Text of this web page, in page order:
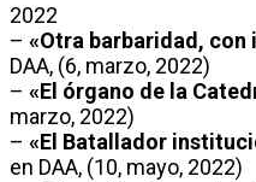
2022
– «Otra barbaridad, con
DAA, (6, marzo, 2022)
– «El órgano de la
marzo, 2022)
– «El Batallador
en DAA, (10, mayo, 2022)